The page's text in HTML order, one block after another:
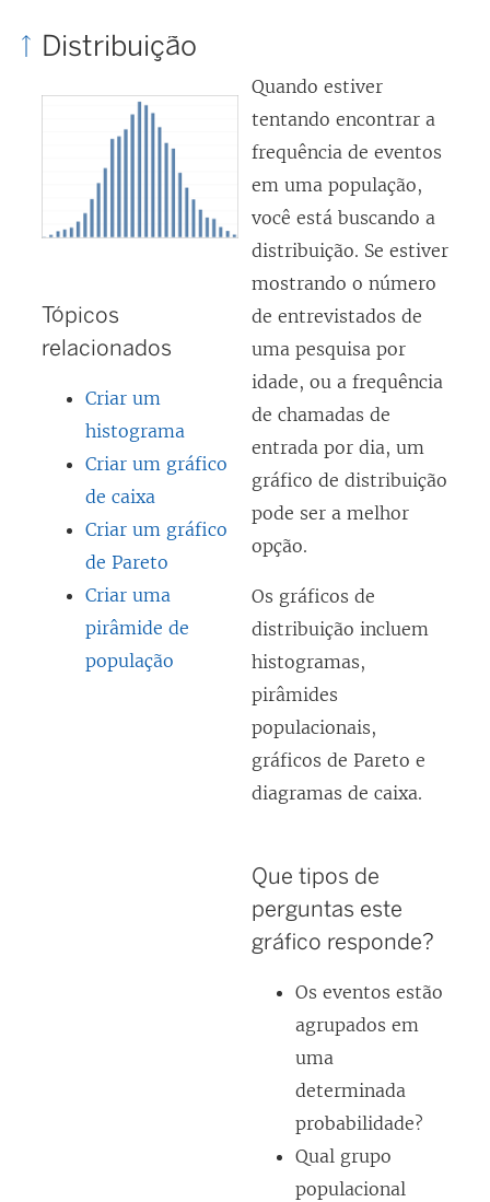
Distribuição
Tópicos
relacionados
Criar um
histograma
Criar um gráfico
de caixa
Criar um gráfico
de Pareto
Criar uma
pirâmide de
população
Quando estiver
tentando encontrar a
frequência de eventos
em uma população,
você está buscando a
distribuição. Se estiver
mostrando o número
de entrevistados de
uma pesquisa por
idade, ou a frequência
de chamadas de
entrada por dia, um
gráfico de distribuição
pode ser a melhor
opção.
Os gráficos de
distribuição incluem
histogramas,
pirâmides
populacionais,
gráficos de Pareto e
diagramas de caixa.
Que tipos de
perguntas este
gráfico responde?
Os eventos estão
agrupados em
uma
determinada
probabilidade?
Qual grupo
populacional